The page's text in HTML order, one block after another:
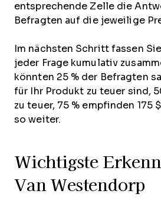
entsprechende Zelle die
Befragten auf die jeweilige
Im nächsten Schritt fassen
jeder Frage kumulativ
könnten 25 % der Befragten
für Ihr Produkt zu teuer sind,
zu teuer, 75 % empfinden 175
so weiter.
Wichtigste
Van Westendorp